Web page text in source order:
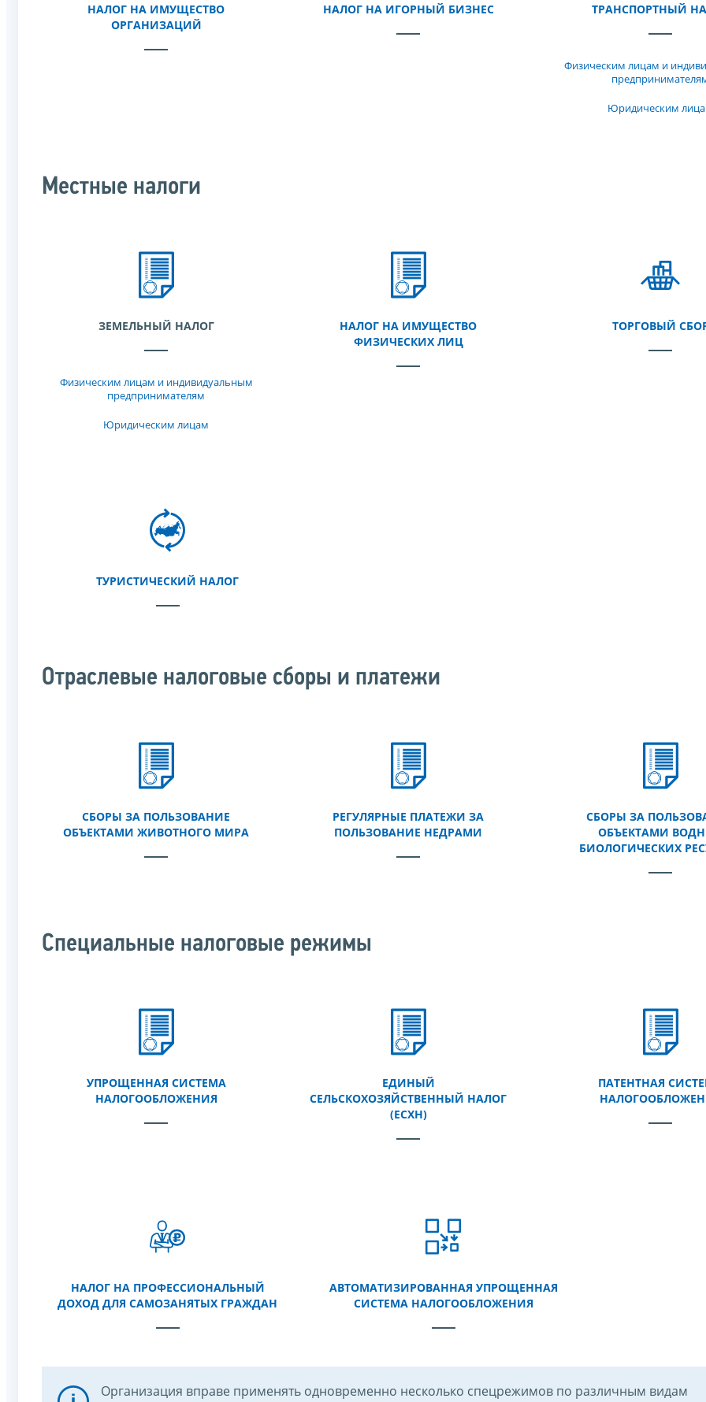
НАЛОГ НА ИМУЩЕСТВО
ОРГАНИЗАЦИЙ
НАЛОГ НА ИГОРНЫЙ БИЗНЕС ТРАНСПОРТНЫЙ
Физическим лицам и
Юридическим
Местные налоги
ЗЕМЕЛЬНЫЙ НАЛОГ
Физическим лицам и индивидуальным
предпринимателям
Юридическим лицам
НАЛОГ НА ИМУЩЕСТВО
ФИЗИЧЕСКИХ ЛИЦ
ТОРГОВЫЙ
ТУРИСТИЧЕСКИЙ НАЛОГ
Отраслевые налоговые сборы и платежи
СБОРЫ ЗА ПОЛЬЗОВАНИЕ
ОБЪЕКТАМИ ЖИВОТНОГО МИРА
РЕГУЛЯРНЫЕ ПЛАТЕЖИ ЗА
ПОЛЬЗОВАНИЕ НЕДРАМИ
СБОРЫ ЗА
ОБЪЕКТАМИ
БИОЛОГИЧЕСКИХ
Специальные налоговые режимы
УПРОЩЕННАЯ СИСТЕМА
НАЛОГООБЛОЖЕНИЯ
ЕДИНЫЙ
СЕЛЬСКОХОЗЯЙСТВЕННЫЙ НАЛОГ
(ЕСХН)
ПАТЕНТНАЯ
НАЛОГ НА ПРОФЕССИОНАЛЬНЫЙ
ДОХОД ДЛЯ САМОЗАНЯТЫХ ГРАЖДАН
АВТОМАТИЗИРОВАННАЯ УПРОЩЕННАЯ
СИСТЕМА НАЛОГООБЛОЖЕНИЯ
Организация вправе применять одновременно несколько спецрежимов по различным видам